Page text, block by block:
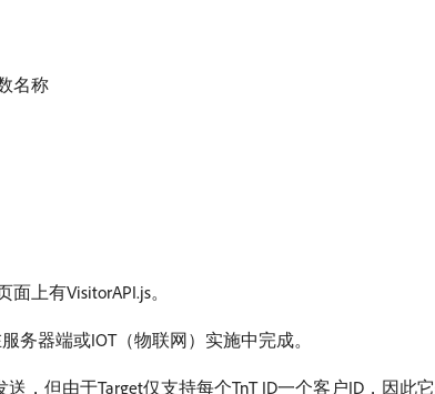
名称
上有VisitorAPI.js。
务器端或IOT（物联网）实施中完成。
，但由于Target仅支持每个TnT ID一个客户ID，因此